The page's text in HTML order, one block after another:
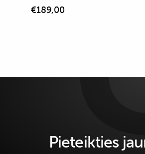
€189,00
Pieteikties